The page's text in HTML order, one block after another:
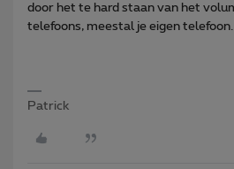
door het te hard staan van het
telefoons, meestal je eigen telefoon.
Patrick